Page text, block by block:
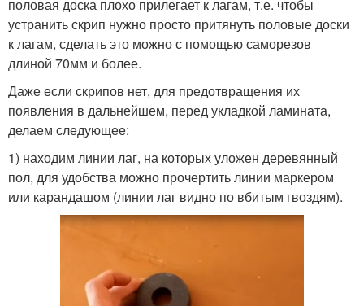
половая доска плохо прилегает к лагам, т.е. чтобы
устранить скрип нужно просто притянуть половые доски
к лагам, сделать это можно с помощью саморезов
длиной 70мм и более.
Даже если скрипов нет, для предотвращения их
появления в дальнейшем, перед укладкой ламината,
делаем следующее:
1) находим линии лаг, на которых уложен деревянный
пол, для удобства можно прочертить линии маркером
или карандашом (линии лаг видно по вбитым гвоздям).